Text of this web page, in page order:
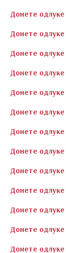
Донете одлуке
Донете одлуке
Донете одлуке
Донете одлуке
Донете одлуке
Донете одлуке
Донете одлуке
Донете одлуке
Донете одлуке
Донете одлуке
Донете одлуке
Донете одлуке
Донете одлуке